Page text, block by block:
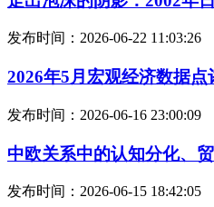
发布时间：2026-06-22 11:03:26
2026年5月宏观经济数据点
发布时间：2026-06-16 23:00:09
中欧关系中的认知分化、
发布时间：2026-06-15 18:42:05